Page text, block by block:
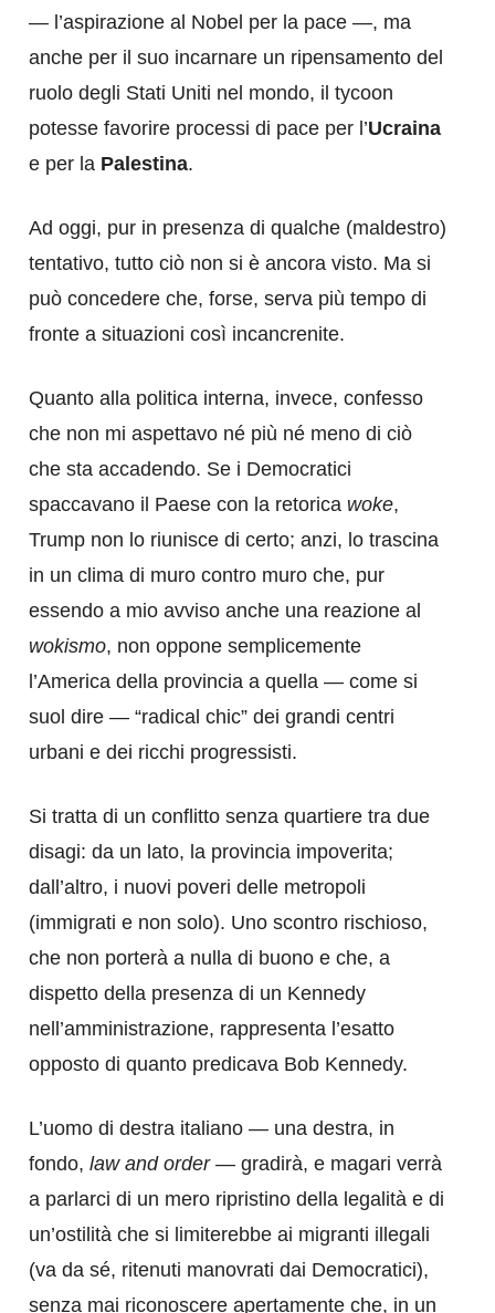
— l’aspirazione al Nobel per la pace —, ma
anche per il suo incarnare un ripensamento del
ruolo degli Stati Uniti nel mondo, il tycoon
potesse favorire processi di pace per l’Ucraina
e per la Palestina.
Ad oggi, pur in presenza di qualche (maldestro)
tentativo, tutto ciò non si è ancora visto. Ma si
può concedere che, forse, serva più tempo di
fronte a situazioni così incancrenite.
Quanto alla politica interna, invece, confesso
che non mi aspettavo né più né meno di ciò
che sta accadendo. Se i Democratici
spaccavano il Paese con la retorica woke,
Trump non lo riunisce di certo; anzi, lo trascina
in un clima di muro contro muro che, pur
essendo a mio avviso anche una reazione al
wokismo, non oppone semplicemente
l’America della provincia a quella — come si
suol dire — “radical chic” dei grandi centri
urbani e dei ricchi progressisti.
Si tratta di un conflitto senza quartiere tra due
disagi: da un lato, la provincia impoverita;
dall’altro, i nuovi poveri delle metropoli
(immigrati e non solo). Uno scontro rischioso,
che non porterà a nulla di buono e che, a
dispetto della presenza di un Kennedy
nell’amministrazione, rappresenta l’esatto
opposto di quanto predicava Bob Kennedy.
L’uomo di destra italiano — una destra, in
fondo, law and order— gradirà, e magari verrà
a parlarci di un mero ripristino della legalità e di
un’ostilità che si limiterebbe ai migranti illegali
(va da sé, ritenuti manovrati dai Democratici),
senza mai riconoscere apertamente che, in un